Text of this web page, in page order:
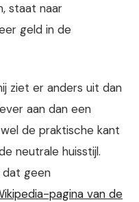
staat naar
geld in de
ziet er anders uit dan
aan dan een
de praktische kant
neutrale huisstijl.
dat geen
pagina van de